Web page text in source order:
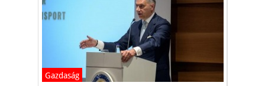
Gazdaság